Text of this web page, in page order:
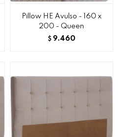
Pillow HE Avulso - 160 x
200 - Queen
$ 9.460